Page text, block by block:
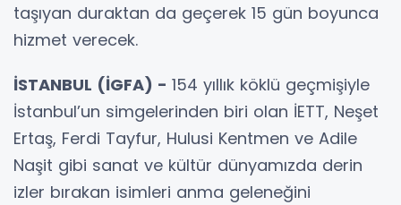
taşıyan duraktan da geçerek 15 gün boyunca
hizmet verecek.
İSTANBUL (İGFA) - 154 yıllık köklü geçmişiyle
İstanbul’un simgelerinden biri olan İETT, Neşet
Ertaş, Ferdi Tayfur, Hulusi Kentmen ve Adile
Naşit gibi sanat ve kültür dünyamızda derin
izler bırakan isimleri anma geleneğini